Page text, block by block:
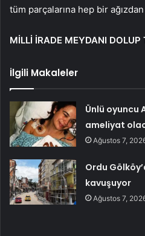
tüm parçalarına hep bir
MİLLİ İRADE MEYDANI DOLUP
İlgili Makaleler
Ünlü oyuncu
ameliyat
Ağustos 7,
Ordu
kavuşuyor
Ağustos 7,